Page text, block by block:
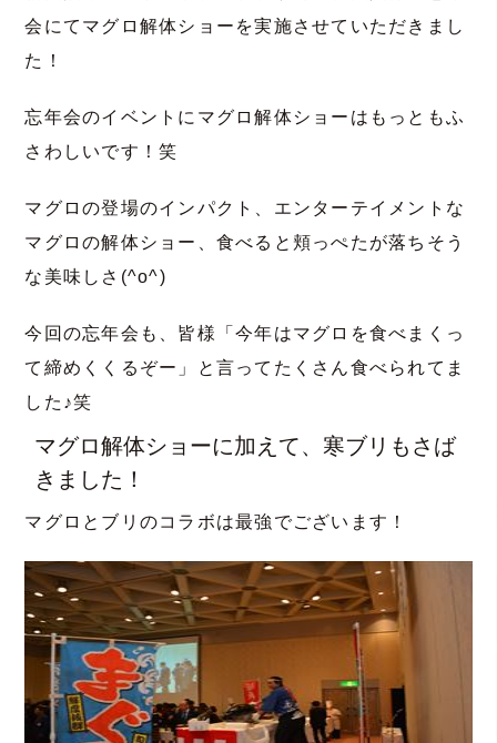
会にてマグロ解体ショーを実施させていただきまし
た！
忘年会のイベントにマグロ解体ショーはもっともふ
さわしいです！笑
マグロの登場のインパクト、エンターテイメントな
マグロの解体ショー、食べると頬っぺたが落ちそう
な美味しさ(^o^)
今回の忘年会も、皆様「今年はマグロを食べまくっ
て締めくくるぞー」と言ってたくさん食べられてま
した♪笑
マグロ解体ショーに加えて、寒ブリもさば
きました！
マグロとブリのコラボは最強でございます！